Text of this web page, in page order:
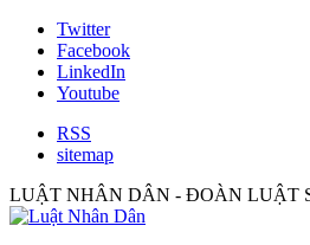
Twitter
Facebook
LinkedIn
Youtube
RSS
sitemap
LUẬT NHÂN DÂN - ĐOÀN LUẬT